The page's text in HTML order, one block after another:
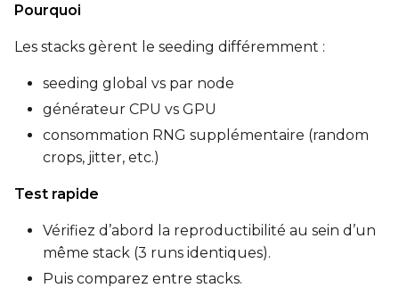
Pourquoi
Les stacks gèrent le seeding différemment :
seeding global vs par node
générateur CPU vs GPU
consommation RNG supplémentaire (random
crops, jitter, etc.)
Test rapide
Vérifiez d’abord la reproductibilité au sein d’un
même stack (3 runs identiques).
Puis comparez entre stacks.